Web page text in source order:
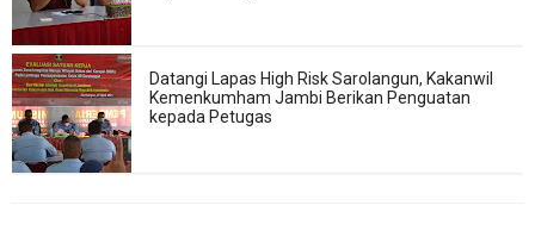
Datangi Lapas High Risk Sarolangun, Kakanwil
Kemenkumham Jambi Berikan Penguatan
kepada Petugas